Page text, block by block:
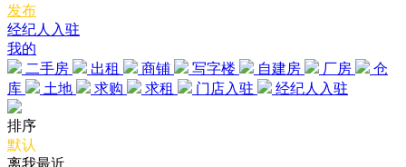
发布
经纪人入驻
我的
二手房
出租 商铺 写字楼 自建房 厂房
仓
库
土地 求购 求租 门店入驻 经纪人入驻
排序
默认
离我最近